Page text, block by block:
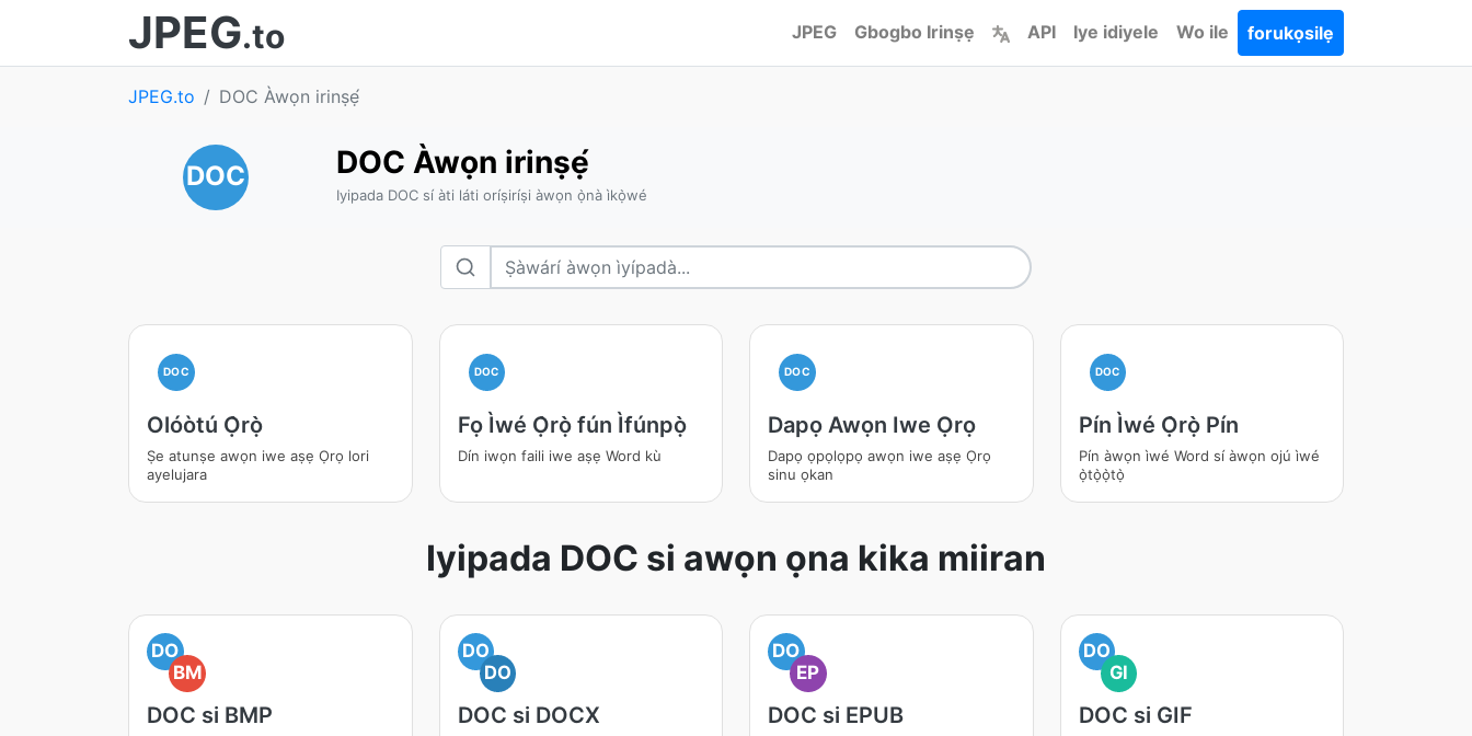
JPEG.to JPEG Gbogbo Irinṣẹ API Iye idiyele Wo ile forukọsilẹ
JPEG.to DOC Àwọn irinṣẹ́
DOC DOC Àwọn irinṣẹ́
Iyipada DOC sí àti láti oríṣiríṣi àwọn ọ̀nà ìkọ̀wé
DOC
Olóòtú Ọ̀rọ̀
Ṣe atunṣe awọn iwe aṣẹ Ọrọ lori
ayelujara
DOC
Fọ Ìwé Ọ̀rọ̀ fún Ìfúnpọ̀
Dín iwọn faili iwe aṣẹ Word kù
DOC
Dapọ Awọn Iwe Ọrọ
Dapọ ọpọlọpọ awọn iwe aṣẹ Ọrọ
sinu ọkan
DOC
Pín Ìwé Ọ̀rọ̀ Pín
Pín àwọn ìwé Word sí àwọn ojú ìwé
ọ̀tọ̀ọ̀tọ̀
Iyipada DOC si awọn ọna kika miiran
DO
BM
DOC si BMP
DO
DO
DOC si DOCX
DO
EP
DOC si EPUB
DO
GI
DOC si GIF